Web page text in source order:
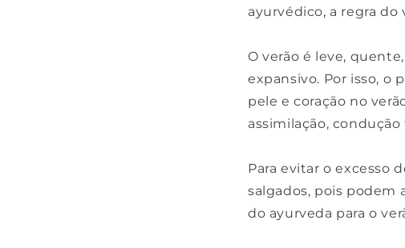
ayurvédico, a regra
O verão é leve,
expansivo. Por isso, o
pele e coração no
assimilação,
Para evitar o excesso
salgados, pois podem
do ayurveda para o